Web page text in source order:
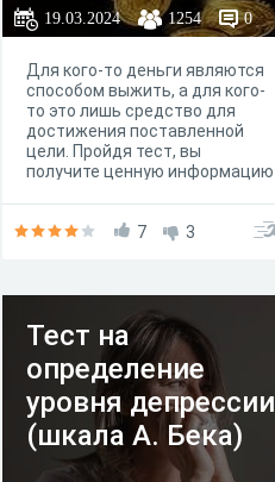
19.03.2024 1254 0
Для кого-то деньги являются
способом выжить, а для кого-
то это лишь средство для
достижения поставленной
цели. Пройдя тест, вы
получите ценную информацию
какие аспекты в вашем
поможет вам более осознанно
подходить к финансовому
планированию и
расходованию средств, а
также улучшить ваше общее
финансовое благополучие.
7 3
Тест на
определение
уровня депрессии
(шкала А. Бека)